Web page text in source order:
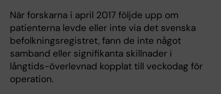
När forskarna i april 2017 följde upp om
patienterna levde eller inte via det svenska
befolkningsregistret, fann de inte något
samband eller signifikanta skillnader i
långtids-överlevnad kopplat till veckodag för
operation.